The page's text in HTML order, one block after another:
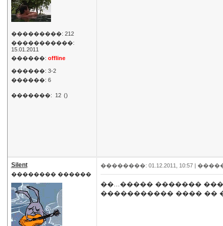
���������: 212
�����������:
15.01.2011
������: offline
������: 3-2
������: 6
�������: 12 ()
Silent
�������� ������
��������: 01.12.2011, 10:57 |
��...����� �������
����������� ���� ��